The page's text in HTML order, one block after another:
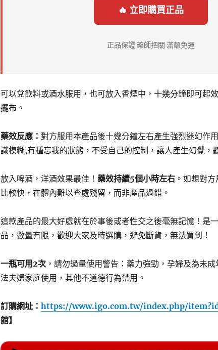
🔥 立即購買正品
正品保證 藥師把關 滿額免運
可以兌飲料或酒水服用，也可放入香煙中，十幾分鐘即可起
擺布。
藥效反應： 對方服用本產品後十幾分鐘左右產生強烈迷幻作
識模糊,有種忘我的狀態，不受自己的控制，讓人產生幻覺，
放入啤酒，洋酒效果最佳！ 藥效持續5個小時左右。如想對
比較快，在體內難以查處殘留，而非產品過錯。
這款產品的最大好處就在於事後或者性交之後毫無記憶！是
品，數量有限，歡迎大家及時選購，避免斷貨，無法買到！
一瓶可用2次，請勿過量使用警告：藥力強勁，孕婦及為未
法夫婦家庭使用，其他不道德行為禁用。
訂購網址： https://www.igo.com.tw/index.php/
館】